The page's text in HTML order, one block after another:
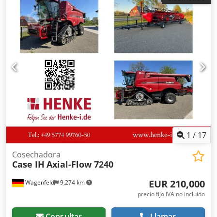
Dkedpfokq Amfjx Alajr * Año de fabricación: 2016 *
Número de identificación del vehículo (VIN):
FNH921F1NGHE12139 * Potencia: 190 kW * Peso en vacío:
19680 kg * Peso total: 21600 kg * Horas de uso: 11604 *
Disponibles 3 unidades * Precio bajo consulta * Toda la
información proporcionada no es vinculante.
1 / 17
Wagenfeld 9,274 km
Cosechadora
Case IH Axial-Flow 7240
EUR 210,000
precio fijo IVA no incluído